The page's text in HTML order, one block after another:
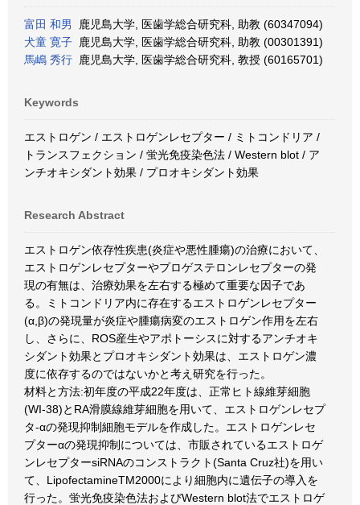
富田 和男
鹿児島大学, 医歯学総合研究科, 助教 (60347094)
犬童 寛子 鹿児島大学, 医歯学総合研究科, 助教 (00301391)
馬嶋 秀行 鹿児島大学, 医歯学総合研究科, 教授 (60165701)
Keywords
エストロゲン / エストロゲンレセプター / ミトコンドリア /
トランスフェクション / 蛍光免疫染色法 / Western blot / ア
ンチオキシダント効果 / プロオキシダント効果
Research Abstract
エストロゲン依存性疾患(炎症や悪性腫瘍)の治療において、
エストロゲンレセプターやプロゲステロンレセプターの発
現の有無は、治療効果を左右する極めて重要な因子であ
る。ミトコンドリア内に存在するエストロゲンレセプター
(α,β)の発現量が炎症や腫瘍病変のエストロゲン作用を左右
し、さらに、ROS産生やアポトーシスに対するアンチオキ
シダント効果とプロオキシダント効果は、エストロゲン濃
度に依存するのではないかと考え研究を行った。
材料と方法:初年度の平成22年度は、正常ヒト線維芽細胞
(WI-38)とRA滑膜線維芽細胞を用いて、エストロゲンレセプ
タ-αの発現抑制細胞モデルを作成した。エストロゲンレセ
プターαの発現抑制については、市販されているエストロゲ
ンレセプターsiRNAのコンストラクト(Santa Cruz社)を用い
て、LipofectamineTM2000により細胞内に遺伝子の導入を
行った。蛍光免疫染色法およびWestern blot法でエストロゲ